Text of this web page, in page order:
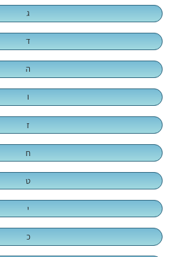
ג
ד
ה
ו
ז
ח
ט
י
כ